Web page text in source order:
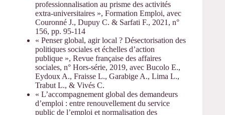
professionnalisation au prisme des activités
extra-universitaires », Formation Emploi, avec
Couronné J., Dupuy C. & Sarfati F., 2021, n°
156, pp. 95-114
« Penser global, agir local ? Désectorisation des
politiques sociales et échelles d’action
publique », Revue française des affaires
sociales, n° Hors-série, 2019, avec Bucolo E.,
Eydoux A., Fraisse L., Garabige A., Lima L.,
Trabut L., & Vivés C.
« L’accompagnement global des demandeurs
d’emploi : entre renouvellement du service
public de l’emploi et normalisation des